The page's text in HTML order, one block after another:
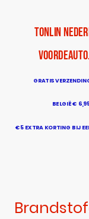
TonLin
GRATIS
BELGIË €
€5 EXTRA KORTING BIJ